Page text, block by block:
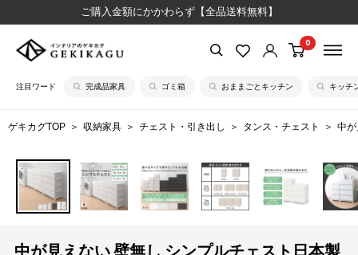
ご購入金額にかかわらず【全品送料無料】
【公
イ
テ
ア
ゲ
0
注目ワード 完成品家具 ゴミ箱 おままごとキッチン キッチ
ゲキカグTOP 収納家具 チェスト・引き出し タンス・チェスト 中
中が見えない 壁無し シンプルチェスト日本製